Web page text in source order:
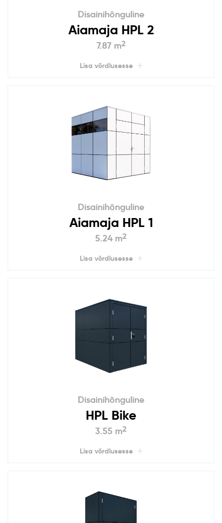
Disainihõnguline
Aiamaja HPL 2
7.87 m2
Lisa võrdlusesse
Disainihõnguline
Aiamaja HPL 1
5.24 m2
Lisa võrdlusesse
Disainihõnguline
HPL Bike
3.55 m2
Lisa võrdlusesse